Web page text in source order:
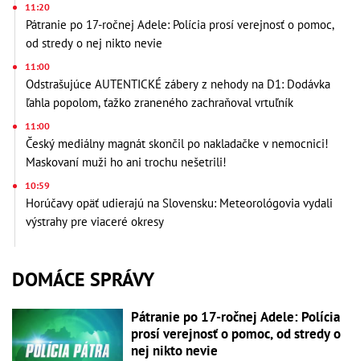
11:20
Pátranie po 17-ročnej Adele: Polícia prosí verejnosť o pomoc,
od stredy o nej nikto nevie
11:00
Odstrašujúce AUTENTICKÉ zábery z nehody na D1: Dodávka
ľahla popolom, ťažko zraneného zachraňoval vrtuľník
11:00
Český mediálny magnát skončil po nakladačke v nemocnici!
Maskovaní muži ho ani trochu nešetrili!
10:59
Horúčavy opäť udierajú na Slovensku: Meteorológovia vydali
výstrahy pre viaceré okresy
DOMÁCE SPRÁVY
Pátranie po 17-ročnej Adele: Polícia
prosí verejnosť o pomoc, od stredy o
nej nikto nevie